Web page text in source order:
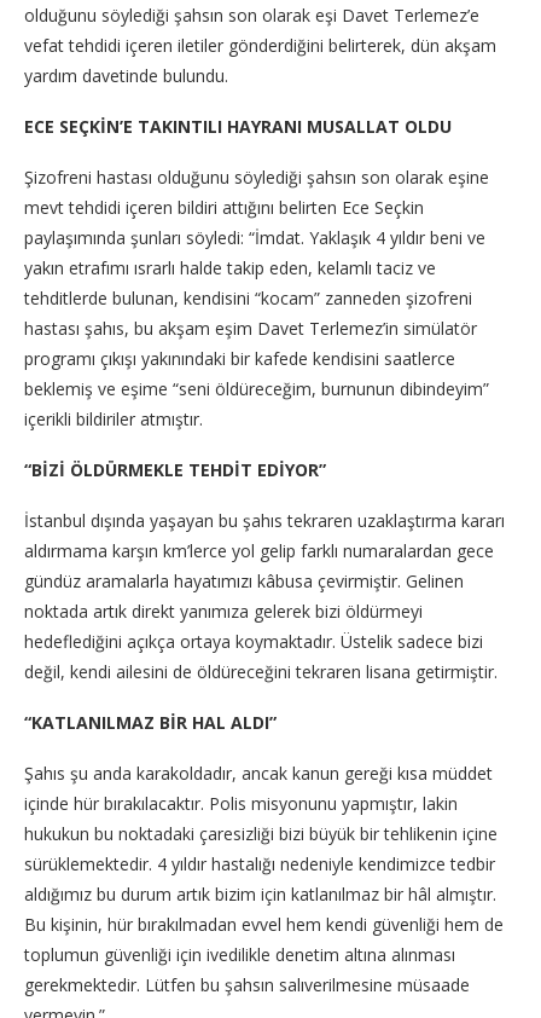
olduğunu söylediği şahsın son olarak eşi Davet Terlemez’e
vefat tehdidi içeren iletiler gönderdiğini belirterek, dün akşam
yardım davetinde bulundu.
ECE SEÇKİN’E TAKINTILI HAYRANI MUSALLAT OLDU
Şizofreni hastası olduğunu söylediği şahsın son olarak eşine
mevt tehdidi içeren bildiri attığını belirten Ece Seçkin
paylaşımında şunları söyledi: “İmdat. Yaklaşık 4 yıldır beni ve
yakın etrafımı ısrarlı halde takip eden, kelamlı taciz ve
tehditlerde bulunan, kendisini “kocam” zanneden şizofreni
hastası şahıs, bu akşam eşim Davet Terlemez’in simülatör
programı çıkışı yakınındaki bir kafede kendisini saatlerce
beklemiş ve eşime “seni öldüreceğim, burnunun dibindeyim”
içerikli bildiriler atmıştır.
“BİZİ ÖLDÜRMEKLE TEHDİT EDİYOR”
İstanbul dışında yaşayan bu şahıs tekraren uzaklaştırma kararı
aldırmama karşın km’lerce yol gelip farklı numaralardan gece
gündüz aramalarla hayatımızı kâbusa çevirmiştir. Gelinen
noktada artık direkt yanımıza gelerek bizi öldürmeyi
hedeflediğini açıkça ortaya koymaktadır. Üstelik sadece bizi
değil, kendi ailesini de öldüreceğini tekraren lisana getirmiştir.
“KATLANILMAZ BİR HAL ALDI”
Şahıs şu anda karakoldadır, ancak kanun gereği kısa müddet
içinde hür bırakılacaktır. Polis misyonunu yapmıştır, lakin
hukukun bu noktadaki çaresizliği bizi büyük bir tehlikenin içine
sürüklemektedir. 4 yıldır hastalığı nedeniyle kendimizce tedbir
aldığımız bu durum artık bizim için katlanılmaz bir hâl almıştır.
Bu kişinin, hür bırakılmadan evvel hem kendi güvenliği hem de
toplumun güvenliği için ivedilikle denetim altına alınması
gerekmektedir. Lütfen bu şahsın salıverilmesine müsaade